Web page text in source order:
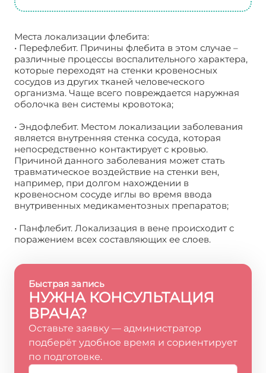
Места локализации флебита:
• Перефлебит. Причины флебита в этом случае –
различные процессы воспалительного характера,
которые переходят на стенки кровеносных
сосудов из других тканей человеческого
организма. Чаще всего повреждается наружная
оболочка вен системы кровотока;
• Эндофлебит. Местом локализации заболевания
является внутренняя стенка сосуда, которая
непосредственно контактирует с кровью.
Причиной данного заболевания может стать
травматическое воздействие на стенки вен,
например, при долгом нахождении в
кровеносном сосуде иглы во время ввода
внутривенных медикаментозных препаратов;
• Панфлебит. Локализация в вене происходит с
поражением всех составляющих ее слоев.
Быстрая запись
НУЖНА КОНСУЛЬТАЦИЯ
ВРАЧА?
Оставьте заявку — администратор
подберёт удобное время и сориентирует
по подготовке.